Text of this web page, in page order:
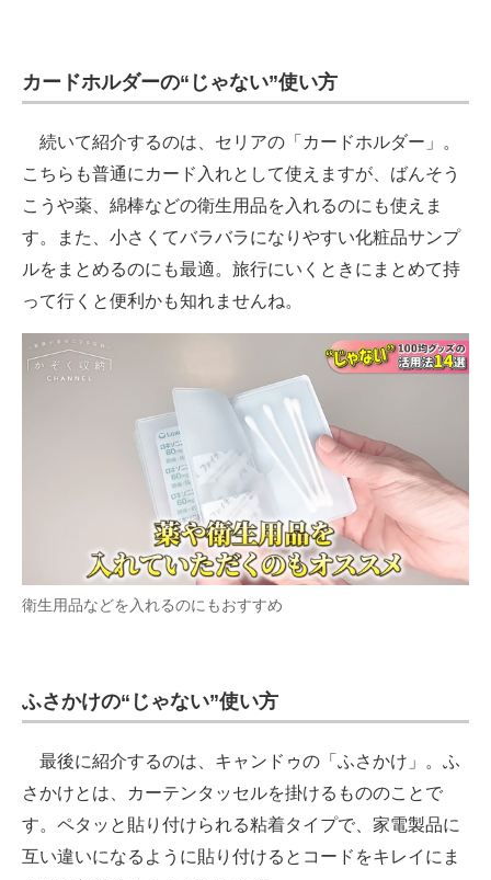
カードホルダーの“じゃない”使い方
続いて紹介するのは、セリアの「カードホルダー」。
こちらも普通にカード入れとして使えますが、ばんそう
こうや薬、綿棒などの衛生用品を入れるのにも使えま
す。また、小さくてバラバラになりやすい化粧品サンプ
ルをまとめるのにも最適。旅行にいくときにまとめて持
って行くと便利かも知れませんね。
衛生用品などを入れるのにもおすすめ
ふさかけの“じゃない”使い方
最後に紹介するのは、キャンドゥの「ふさかけ」。ふ
さかけとは、カーテンタッセルを掛けるもののことで
す。ペタッと貼り付けられる粘着タイプで、家電製品に
互い違いになるように貼り付けるとコードをキレイにま